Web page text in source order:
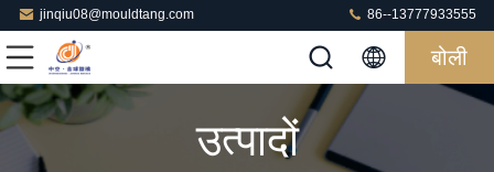
jinqiu08@mouldtang.com 86--13777933555
बोली
उत्पादों